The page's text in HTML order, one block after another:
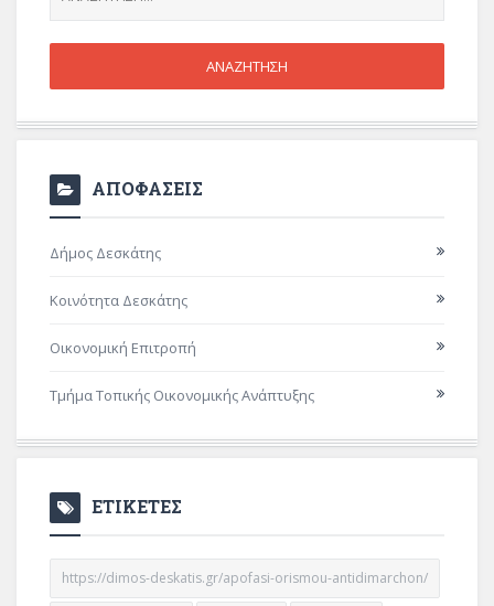
ΑΠΟΦΑΣΕΙΣ
Δήμος Δεσκάτης
Κοινότητα Δεσκάτης
Οικονομική Επιτροπή
Τμήμα Τοπικής Οικονομικής Ανάπτυξης
ΕΤΙΚΕΤΕΣ
https://dimos-deskatis.gr/apofasi-orismou-antidimarchon/